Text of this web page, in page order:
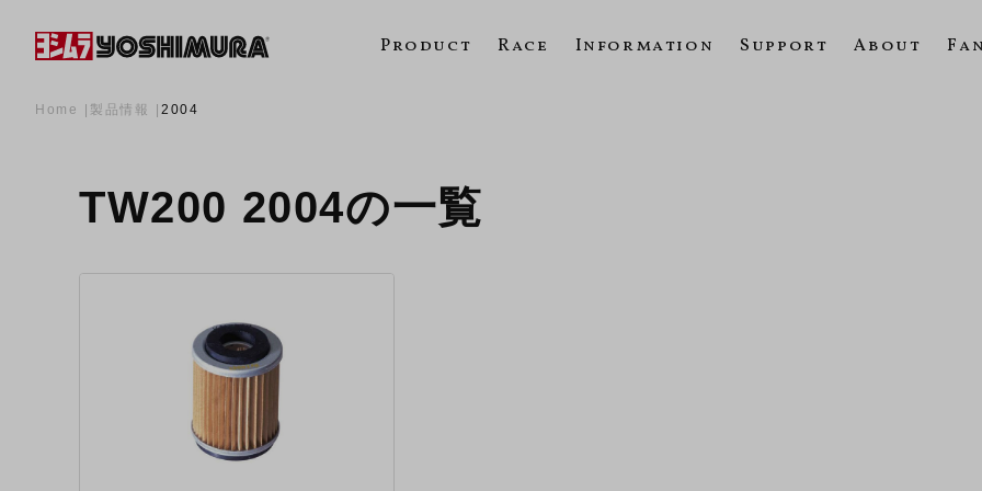
Product Race Information Support About
Home 製品情報 2004
TW200 2004の一覧